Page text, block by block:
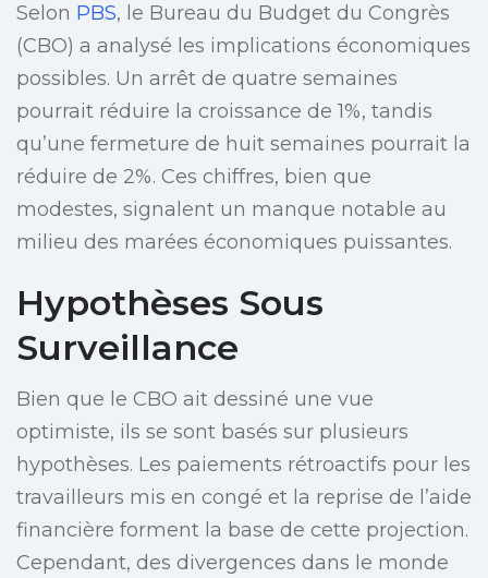
Selon PBS, le Bureau du Budget du Congrès
(CBO) a analysé les implications économiques
possibles. Un arrêt de quatre semaines
pourrait réduire la croissance de 1%, tandis
qu’une fermeture de huit semaines pourrait la
réduire de 2%. Ces chiffres, bien que
modestes, signalent un manque notable au
milieu des marées économiques puissantes.
Hypothèses Sous
Surveillance
Bien que le CBO ait dessiné une vue
optimiste, ils se sont basés sur plusieurs
hypothèses. Les paiements rétroactifs pour les
travailleurs mis en congé et la reprise de l’aide
financière forment la base de cette projection.
Cependant, des divergences dans le monde